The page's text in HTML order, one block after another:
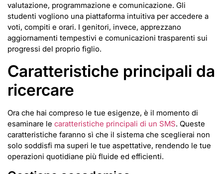
valutazione, programmazione e comunicazione. Gli
studenti vogliono una piattaforma intuitiva per accedere a
voti, compiti e orari. I genitori, invece, apprezzano
aggiornamenti tempestivi e comunicazioni trasparenti sui
progressi del proprio figlio.
Caratteristiche principali da
ricercare
Ora che hai compreso le tue esigenze, è il momento di
esaminare le caratteristiche principali di un SMS. Queste
caratteristiche faranno sì che il sistema che sceglierai non
solo soddisfi ma superi le tue aspettative, rendendo le tue
operazioni quotidiane più fluide ed efficienti.